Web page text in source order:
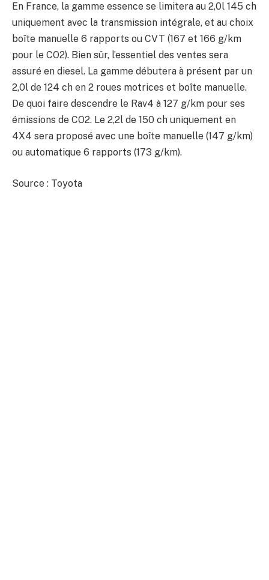
En France, la gamme essence se limitera au 2,0l 145 ch
uniquement avec la transmission intégrale, et au choix
boîte manuelle 6 rapports ou CVT (167 et 166 g/km
pour le CO2). Bien sûr, l’essentiel des ventes sera
assuré en diesel. La gamme débutera à présent par un
2,0l de 124 ch en 2 roues motrices et boîte manuelle.
De quoi faire descendre le Rav4 à 127 g/km pour ses
émissions de CO2. Le 2,2l de 150 ch uniquement en
4X4 sera proposé avec une boîte manuelle (147 g/km)
ou automatique 6 rapports (173 g/km).
Source : Toyota